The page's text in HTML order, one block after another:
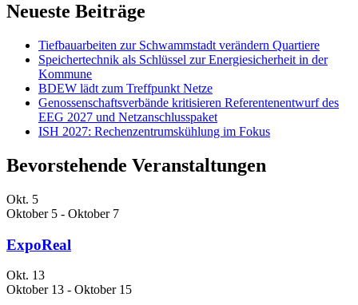
Neueste Beiträge
Tiefbauarbeiten zur Schwammstadt verändern Quartiere
Speichertechnik als Schlüssel zur Energiesicherheit in der
Kommune
BDEW lädt zum Treffpunkt Netze
Genossenschaftsverbände kritisieren Referentenentwurf des
EEG 2027 und Netzanschlusspaket
ISH 2027: Rechenzentrumskühlung im Fokus
Bevorstehende Veranstaltungen
Okt. 5
Oktober 5 - Oktober 7
ExpoReal
Okt. 13
Oktober 13 - Oktober 15